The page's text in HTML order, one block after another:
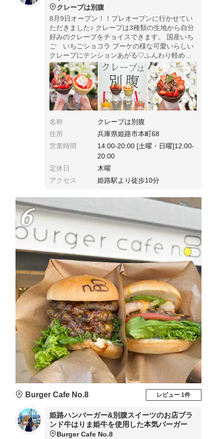
クレープは別腹
8月9日オープン！！プレオープンに行かせてい
ただきました♪ クレープは3種類の生地から自分
好みのクレープをチョイスできます。 国産いち
ご いちごショコラ ブーケの様な可愛いらしい
クレープにテンションあがる♡ふんわり軽めの
クレープ生地にたっぷりのホイップクリームに
カスタード甘いクリームと苺の甘酸っぱさが相
性抜群
名称
クレープは別腹
住所
兵庫県姫路市本町68
営業時間
14:00-20:00 [土曜・日曜]12:00-
20:00
定休日
木曜
アクセス
姫路駅より徒歩10分
6
Burger Cafe No.8 レビュー 1件
姫路ハンバーガー&別腹スイーツのお店ブラ
ンド牛はりま姫牛を使用した本気バーガー
Burger Cafe No.8